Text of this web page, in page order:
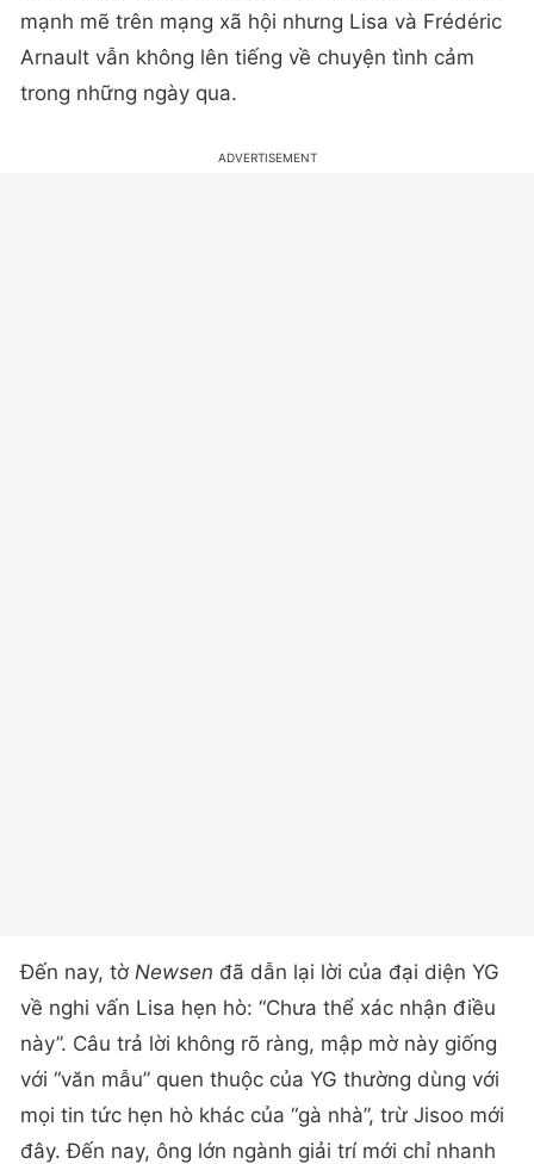
mạnh mẽ trên mạng xã hội nhưng Lisa và Frédéric
Arnault vẫn không lên tiếng về chuyện tình cảm
trong những ngày qua.
Đến nay, tờ Newsen đã dẫn lại lời của đại diện YG
về nghi vấn Lisa hẹn hò: “Chưa thể xác nhận điều
này”. Câu trả lời không rõ ràng, mập mờ này giống
với “văn mẫu” quen thuộc của YG thường dùng với
mọi tin tức hẹn hò khác của “gà nhà”, trừ Jisoo mới
đây. Đến nay, ông lớn ngành giải trí mới chỉ nhanh